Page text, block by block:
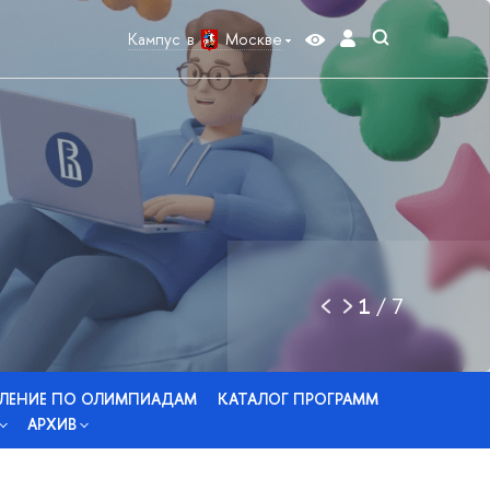
Кампус в Москве
1 /7
ПО ОЛИМПИАДАМ
КАТАЛОГ ПРОГРАММ
АРХИВ